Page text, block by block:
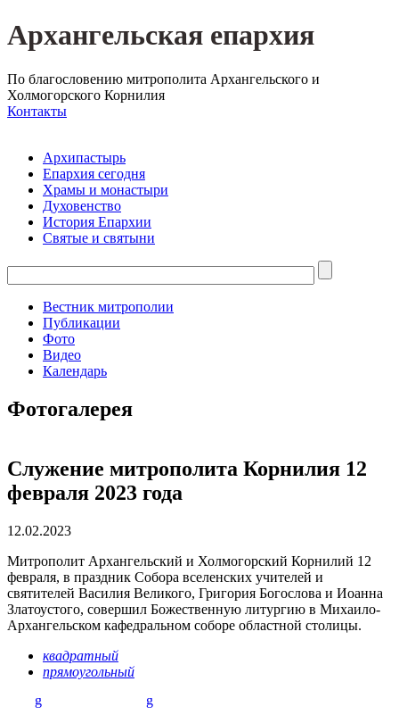
Архангельская епархия
По благословению митрополита Архангельского и
Холмогорского Корнилия
Контакты
Архипастырь
Епархия сегодня
Храмы и монастыри
Духовенство
История Епархии
Святые и святыни
Вестник митрополии
Публикации
Фото
Видео
Календарь
Фотогалерея
Служение митрополита Корнилия 12
февраля 2023 года
12.02.2023
Митрополит Архангельский и Холмогорский Корнилий 12
февраля, в праздник Собора вселенских учителей и
святителей Василия Великого, Григория Богослова и Иоанна
Златоустого, совершил Божественную литургию в Михаило-
Архангельском кафедральном соборе областной столицы.
квадратный
прямоугольный